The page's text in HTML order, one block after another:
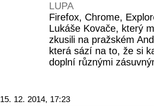
LUPA
Firefox, Chrome,
Lukáše Kovače, který
zkusili na pražském
která sází na to, že si
doplní různými
15. 12. 2014, 17:23